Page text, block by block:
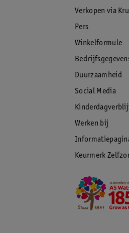
Verkopen via
Pers
Winkelformule
Duurzaamheid
Social Media
Werken bij
Keurmerk